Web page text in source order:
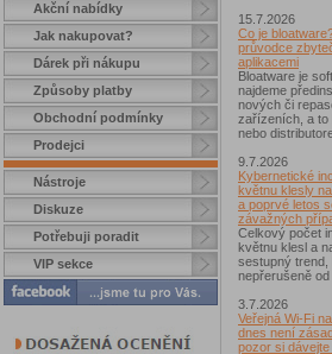
Akční nabídky
Jak nakupovat?
Dárek při nákupu
Způsoby platby
Obchodní podmínky
Prodejci
Nástroje
Diskuze
Potřebuji poradit
VIP sekce
15.7.2026
Co je
průvodce
aplikacemi
Bloatware je
najdeme
nových či
zařízeních, a
nebo
9.7.2026
Kybernetické
květnu klesly
a poprvé letos
závažných
Celkový počet
květnu klesl a
sestupný
nepřerušeně od
3.7.2026
Veřejná Wi-Fi
dnes není
pozor si